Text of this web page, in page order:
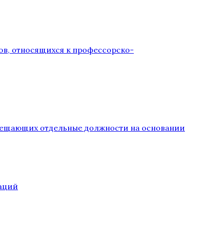
относящихся к профессорско-
отдельные должности на основании